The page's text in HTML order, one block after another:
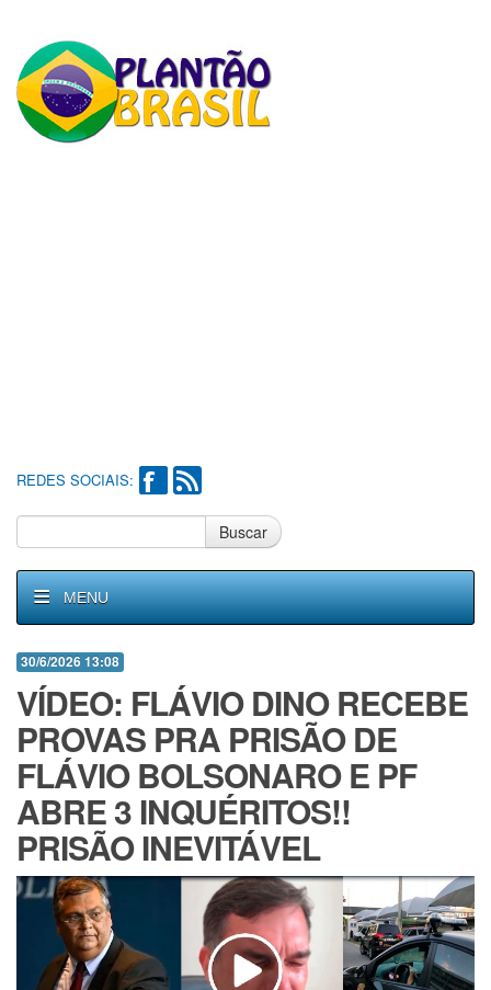
REDES SOCIAIS:
Buscar
MENU
30/6/2026 13:08
VÍDEO: FLÁVIO DINO RECEBE
PROVAS PRA PRISÃO DE
FLÁVIO BOLSONARO E PF
ABRE 3 INQUÉRITOS!!
PRISÃO INEVITÁVEL